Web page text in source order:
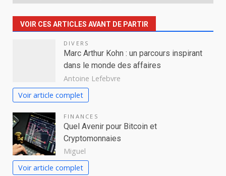
VOIR CES ARTICLES AVANT DE PARTIR
DIVERS
Marc Arthur Kohn : un parcours inspirant
dans le monde des affaires
Antoine Lefebvre
Voir article complet
FINANCES
Quel Avenir pour Bitcoin et
Cryptomonnaies
Miguel
Voir article complet